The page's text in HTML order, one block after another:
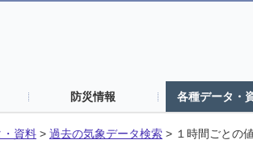
防災情報 各種データ・
資料 > 過去の気象データ検索 > １時間ごとの